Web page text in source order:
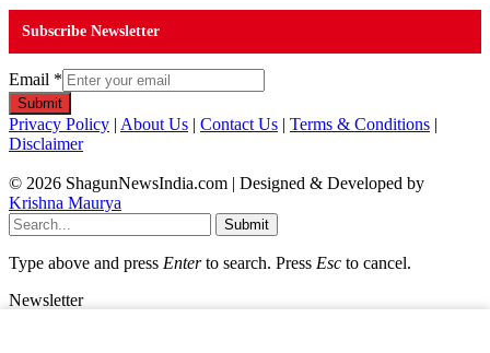
Subscribe Newsletter
Email *
Submit
Privacy Policy | About Us | Contact Us | Terms & Conditions |
Disclaimer
© 2026 ShagunNewsIndia.com | Designed & Developed by
Krishna Maurya
Submit
Type above and press Enterto search. Press Esc to cancel.
Newsletter